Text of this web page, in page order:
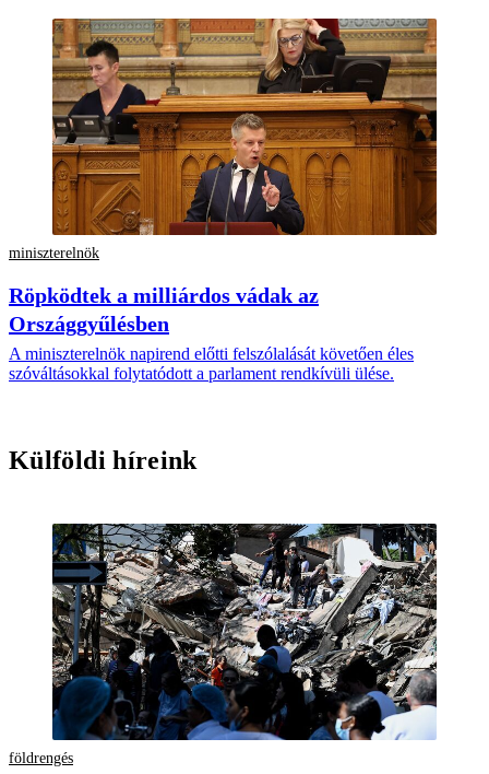
miniszterelnök
Röpködtek a milliárdos vádak az
Országgyűlésben
A miniszterelnök napirend előtti felszólalását követően éles
szóváltásokkal folytatódott a parlament rendkívüli ülése.
Külföldi híreink
földrengés